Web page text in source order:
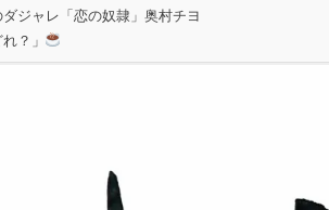
ジャレ「恋の奴隷」奥村チヨ
？」